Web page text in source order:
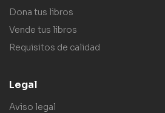
Dona tus libros
Vende tus libros
Requisitos de calidad
Legal
Aviso legal